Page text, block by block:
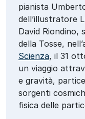
pianista
dell’illustratore
David Riondino,
della Tosse,
Scienza, il 31
un viaggio
e gravità,
sorgenti
fisica delle